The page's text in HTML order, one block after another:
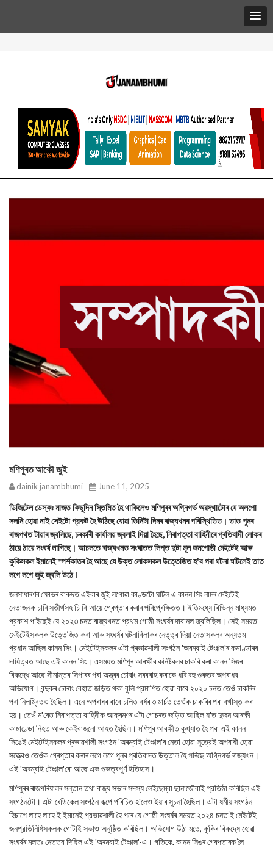
মণিপুৰত আকৌ জুই
dainik janambhumi June 11, 2025
ডিজিটেল ডেস্কঃ মাজত কিছুদিন স্তিমিত হৈ থাকিলেও মণিপুৰৰ অগ্নিগর্ভ অৱস্থাটোৰ যে অলপো
সলনি হোৱা নাই সেইটো প্রকট হৈ উঠিছে যোৱা তিনিটা দিনৰ ৰাজ্যখনৰ পৰিস্থিতিত। তাত পুনৰ
ৰাজপথত টায়াৰ জ্বলিছে, চৰকাৰী কাৰ্যালয় জ্বলাই দিয়া হৈছে, নিৰাপত্তা বাহিনীৰে প্ৰতিবাদী লোকৰ
ঠায়ে ঠায়ে সংঘর্ষ লাগিছে। আচলতে ৰাজ্যখনত সংঘাতত লিপ্ত দুটা মূল জনগোষ্ঠী মেইটেই আৰু
কুকিসকল ইমানেই স্পর্শকাতৰ হৈ আছে যে উক্ত লোকসকল উত্তেজিত হ'ব পৰা ঘটনা ঘটিলেই তাত
লগে লগে জুই জ্বলি উঠে।
জনসাধাৰণৰ ক্ষোভৰ বাৰুদত এইবাৰ জুই লগোৱা কাণ্ডটো ঘটিল এ কানন সিং নামৰ মেইটেই
নেতাজনক চাৰি সতীৰ্থসহ চি বি আয়ে গ্ৰেপ্তাৰ কৰাৰ পৰিপ্ৰেক্ষিতত। ইতিমধ্যে বিভিন্ন মাধ্যমত
প্রকাশ পাইছেই যে ২০২৩ চনত ৰাজ্যখনত প্রথম গোষ্ঠী সংঘৰ্ষৰ দাবানল জ্বলিছিল। সেই সময়ত
মেইটেইসকলক উত্তেজিত কৰা আৰু সংঘৰ্ষৰ ঘটনাবিলাকৰ নেতৃত্ব দিয়া নেতাসকলৰ অন্যতম
প্রধান আছিল কানন সিং। মেইটেইসকলৰ এটা প্ৰভাৱশালী সংগঠন 'অৰম্বাই টেংগ্গল'ৰ কমাণ্ডাৰৰ
দায়িত্বত আছে এই কানন সিং। এসময়ত মণিপুৰ আৰক্ষীৰ কনিষ্টবলৰ চাকৰি কৰা কানন সিঙৰ
বিৰুদ্ধে আছে সীমান্তৰ সিপাৰৰ পৰা অস্ত্ৰৰ চোৰাং সৰবৰাহ কৰাকে ধৰি বহু গুৰুতৰ অপৰাধৰ
অভিযোগ। বন্দুকৰ চোৰাং বেহাত জড়িত থকা বুলি প্রমাণিত হোৱা বাবে ২০২০ চনত তেওঁ চাকৰিৰ
পৰা নিলম্বিতও হৈছিল। এনে অপৰাধৰ বাবে চলিত বৰ্ষৰ ৩ মাৰ্চত তেওঁক চাকৰিৰ পৰা বৰ্খাস্ত কৰা
হয়। তেওঁ ম'ৰেত নিৰাপত্তা বাহিনীক আক্ৰমণৰ এটা গোচৰত জড়িত আছিল য'ত দুজন আৰক্ষী
কামাণ্ডো নিহত আৰু কেইবাজনো আহত হৈছিল। মণিপুৰ আৰক্ষীত কুখ্যাত হৈ পৰা এই কানন
সিঙেই মেইটেইসকলৰ প্ৰভাৱশালী সংগঠন 'অৰম্বাই টেংগ্গল'ৰ নেতা হোৱা সূত্রেই অপৰাধী হোৱা
সত্ত্বেও তেওঁক গ্ৰেপ্তাৰ কৰাৰ লগে লগে পুনৰ প্ৰতিবাদত উত্তাল হৈ পৰিছে অগ্নিগর্ভ ৰাজ্যখন।
এই 'অৰম্বাই টেংগ্গল'ৰো আছে এক গুৰুত্বপূৰ্ণ ইতিহাস।
মণিপুৰৰ ৰাজপৰিয়ালৰ সন্তান তথা ৰাজ্য সভাৰ সদস্য লেইছেম্বা ছানাজৌবাই প্রতিষ্ঠা কৰিছিল এই
সংগঠনটো। এটা ৰেডিকেল সংগঠন ৰূপে পৰিচিত হ'লেও ইয়াৰ সূচনা হৈছিল। এটা ধর্মীয় সংগঠন
হিচাপে লাহে লাহে ই ইমানেই প্রভাৱশালী হৈ পৰে যে গোষ্ঠী সংঘৰ্ষৰ সময়ত ২০২৪ চনত ই মেইটেই
জনপ্রতিনিধিসকলক গোটাই সভাও অনুষ্ঠিত কৰিছিল। অভিযোগ উঠা মতে, কুকিৰ বিৰুদ্ধে হোৱা
সংঘৰ্ষৰ মূলতঃ নেতৃত্ব দিছিল এই 'অৰম্বাই টেংগ্গল'-এ। গতিকে, কানন সিঙৰ গ্ৰেপ্তাৰক লৈ